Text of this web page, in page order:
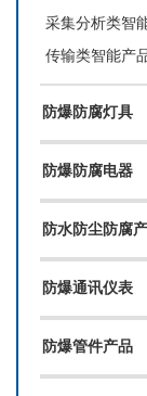
采集分析类智
传输类智能产
防爆防腐灯具
防爆防腐电器
防水防尘防腐
防爆通讯仪表
防爆管件产品